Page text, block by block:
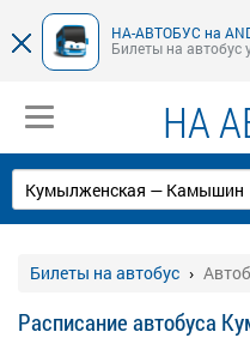
НА-АВТОБУС на
Билеты на автобус
НА
Билеты на автобус
Расписание автобуса